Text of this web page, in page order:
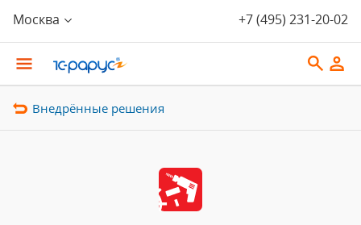
Москва +7 (495) 231-20-02
Внедрённые решения